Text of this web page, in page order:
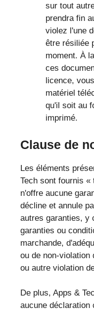
sur tout
prendra fin
violez l'une
être résiliée
moment. À
ces
licence,
matériel
qu'il soit au
imprimé.
Clause de
Les éléments
Tech sont fournis «
n'offre aucune
décline et annule
autres garanties, y
garanties ou
marchande,
ou de non-violation
ou autre violation
De plus, Apps &
aucune déclaration